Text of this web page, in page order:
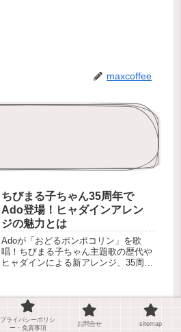
maxcoffee
ちびまる子ちゃん35周年で
Ado登場！ヒャダインアレン
ジの魅力とは
Adoが「おどるポンポコリン」を歌
唱！ちびまる子ちゃん主題歌の歴代や
ヒャダインによる新アレンジ、35周年
芦田愛菜が世界遺産検定1級に
合格！難関資格突破の努力に
プライバシーポリシ
ー・免責事項
お問合せ sitemap